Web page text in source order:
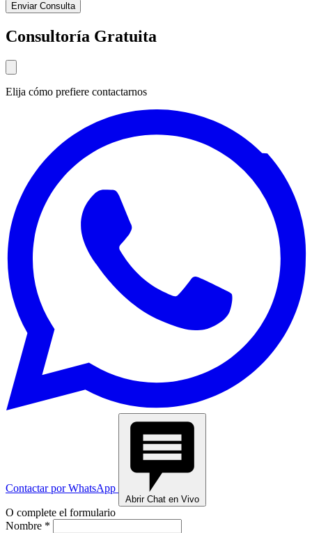
Enviar Consulta
Consultoría Gratuita
Elija cómo prefiere contactarnos
Contactar por WhatsApp
Abrir Chat en Vivo
O complete el formulario
Nombre *